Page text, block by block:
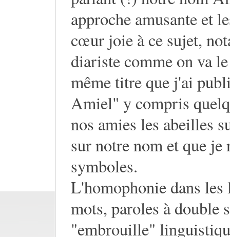
approche amusante et
cœur joie à ce sujet,
diariste comme on va
même titre que j'ai
Amiel" y compris
nos amies les abeilles
sur notre nom et que je
symboles.
L'homophonie dans les
mots, paroles à double
"embrouille"